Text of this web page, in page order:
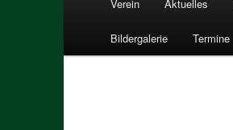
Verein Aktuelles
Bildergalerie Termine